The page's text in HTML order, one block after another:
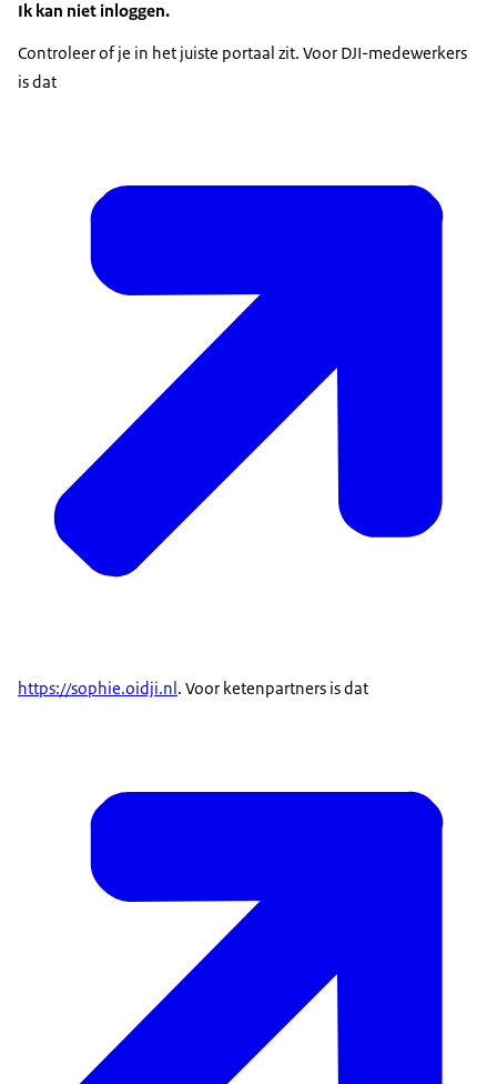
Ik kan niet inloggen.
Controleer of je in het juiste portaal zit. Voor DJI-medewerkers
is dat
https://sophie.oidji.nl . Voor ketenpartners is dat